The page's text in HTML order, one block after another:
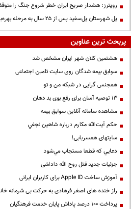
رویترز: هشدار صریح ایران خطر شروع جنگ را
پل شهرستان پل‌سفید پس از ۲۵ سال به مرحله بهره‌برداری رسید
پربحث ترین عناوین
هشتمین کلان شهر ایران مشخص شد
سوابق بیمه شدگان روی سایت تامین اجتماعی
همجنس گرایی در شبکه من و تو
13 توصیه آسان برای رفع بوی بد دهان
مشاهده سامانه آنلاين سوابق بیمه
حكم آيت‌الله مكارم درباره شاهين نجفي
سایتهای همسریابی!
دعايي كه قطعا مستجاب مي‌شود
جزئیات جدید قتل روح الله داداشی
آموزش ساخت Apple ID برای کاربران ایرانی
راز خنده های اصغر فرهادی به حرکت بی شرمانه
پرداخت ۱۰۰ درصد پاداش پایان خدمت فرهنگیان